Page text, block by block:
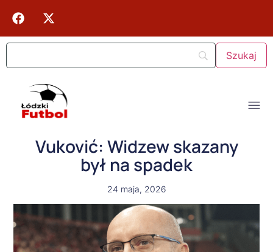
Vuković: Widzew skazany
był na spadek
24 maja, 2026